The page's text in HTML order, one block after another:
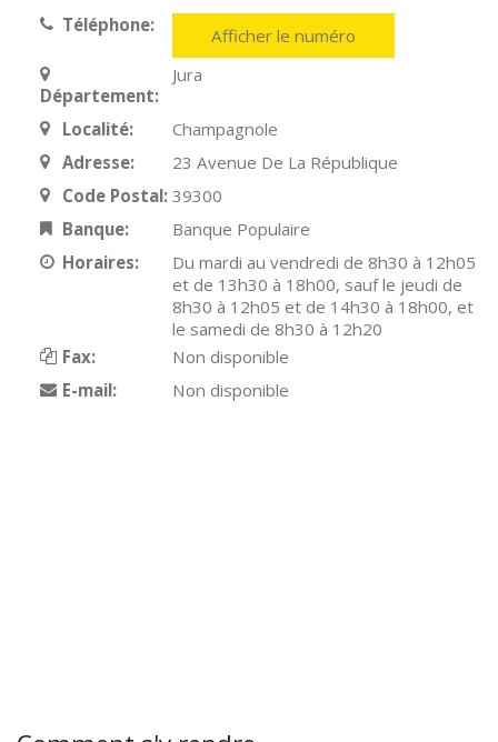
Téléphone: Afficher le numéro
Département:
Jura
Localité:
Champagnole
Adresse:
23 Avenue De La République
Code Postal: 39300
Banque:
Banque Populaire
Horaires:
Du mardi au vendredi de 8h30 à 12h05
et de 13h30 à 18h00, sauf le jeudi de
8h30 à 12h05 et de 14h30 à 18h00, et
le samedi de 8h30 à 12h20
Fax:
Non disponible
E-mail:
Non disponible